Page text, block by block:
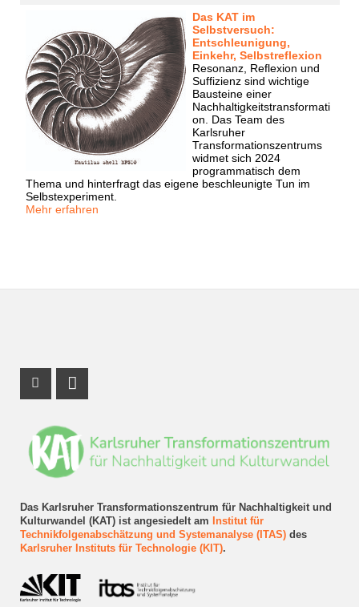
Das KAT im
Selbstversuch:
Entschleunigung,
Einkehr, Selbstreflexion
Resonanz, Reflexion und
Suffizienz sind wichtige
Bausteine einer
Nachhaltigkeitstransformati
on. Das Team des
Karlsruher
Transformationszentrums
widmet sich 2024
programmatisch dem
Thema und hinterfragt das eigene beschleunigte Tun im
Selbstexperiment.
Mehr erfahren
Das Karlsruher Transformationszentrum für Nachhaltigkeit und
Kulturwandel (KAT) ist angesiedelt am
Institut für
Technikfolgenabschätzung und Systemanalyse (ITAS)des
Karlsruher Instituts für Technologie (KIT).
Instagram Profil
LinkedIn Profil